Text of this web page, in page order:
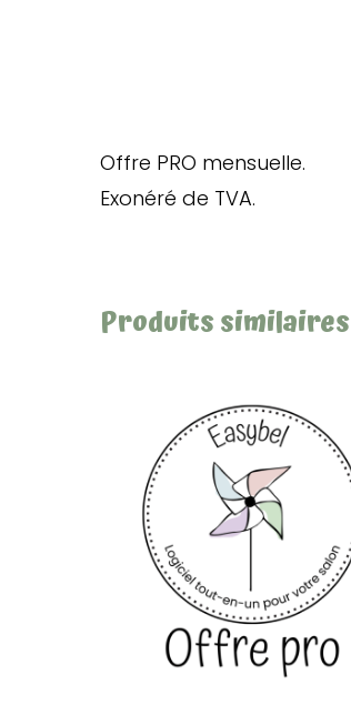
Offre PRO mensuelle.
Exonéré de TVA.
Produits similaires